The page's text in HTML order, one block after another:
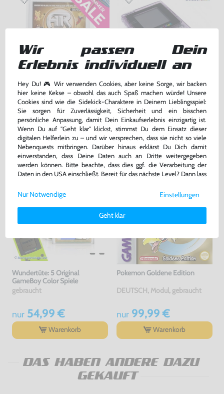
Action Replay + Pokemon Codes
für GameBoy Color/Pocket, NEU & OVP
-10% bisher 19,99 €
jetzt nur17,99 €
Warenkorb
Konsole #Clear/Atomic Purple
gebraucht
nur159,99 €
Warenkorb
Wundertüte: 5 Original
GameBoy Color Spiele
gebraucht
nur54,99 €
Warenkorb
Pokemon Goldene Edition
DEUTSCH, Modul, gebraucht
nur99,99 €
Warenkorb
DAS HABEN ANDERE DAZU
GEKAUFT
Wir passen Dein
Erlebnis individuell an
Hey Du! 🎮 Wir verwenden Cookies, aber keine Sorge, wir backen
hier keine Kekse – obwohl das auch Spaß machen würde! Unsere
Cookies sind wie die Sidekick-Charaktere in Deinem Lieblingsspiel:
Sie sorgen für Zuverlässigkeit, Sicherheit und ein bisschen
persönliche Anpassung, damit Dein Einkaufserlebnis einzigartig ist.
Wenn Du auf "Geht klar" klickst, stimmst Du dem Einsatz dieser
digitalen Helferlein zu – und wir versprechen, dass sie nicht so viele
Nebenquests mitbringen. Darüber hinaus erklärst Du Dich damit
einverstanden, dass Deine Daten auch an Dritte weitergegeben
werden können. Bitte beachte, dass dies ggf. die Verarbeitung der
Daten in den USA einschließt. Bereit für das nächste Level? Dann lass
Weitere Informationen zu den von uns verwendeten Cookies und
Deinen Rechten als Nutzer findest Du in unsererDaten­schutz­
Impressum.
Einstellungen
Geht klar
Nur Notwendige